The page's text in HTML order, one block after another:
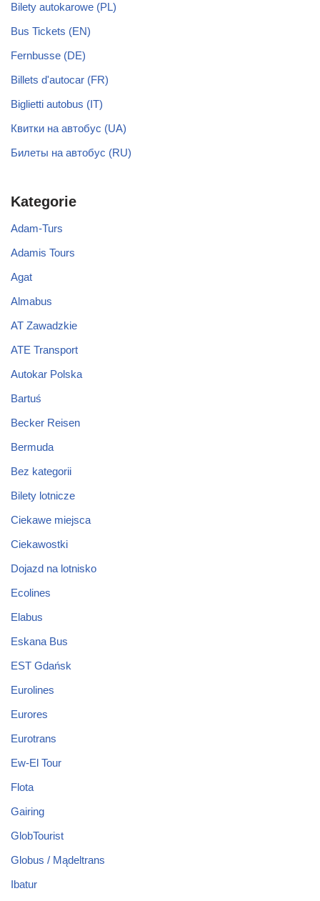
Bilety autokarowe (PL)
Bus Tickets (EN)
Fernbusse (DE)
Billets d'autocar (FR)
Biglietti autobus (IT)
Квитки на автобус (UA)
Билеты на автобус (RU)
Kategorie
Adam-Turs
Adamis Tours
Agat
Almabus
AT Zawadzkie
ATE Transport
Autokar Polska
Bartuś
Becker Reisen
Bermuda
Bez kategorii
Bilety lotnicze
Ciekawe miejsca
Ciekawostki
Dojazd na lotnisko
Ecolines
Elabus
Eskana Bus
EST Gdańsk
Eurolines
Eurores
Eurotrans
Ew-El Tour
Flota
Gairing
GlobTourist
Globus / Mądeltrans
Ibatur